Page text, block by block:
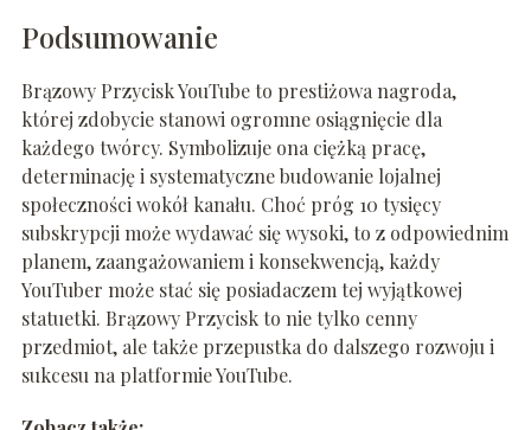
Podsumowanie
Brązowy Przycisk YouTube to prestiżowa nagroda,
której zdobycie stanowi ogromne osiągnięcie dla
każdego twórcy. Symbolizuje ona ciężką pracę,
determinację i systematyczne budowanie lojalnej
społeczności wokół kanału. Choć próg 10 tysięcy
subskrypcji może wydawać się wysoki, to z odpowiednim
planem, zaangażowaniem i konsekwencją, każdy
YouTuber może stać się posiadaczem tej wyjątkowej
statuetki. Brązowy Przycisk to nie tylko cenny
przedmiot, ale także przepustka do dalszego rozwoju i
sukcesu na platformie YouTube.